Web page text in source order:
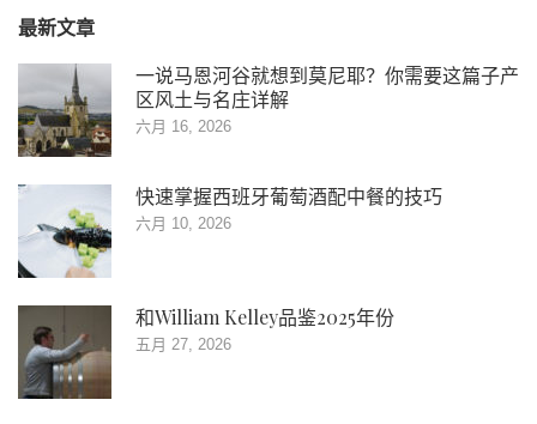
最新文章
一说马恩河谷就想到莫尼耶？你需要这篇子产
区风土与名庄详解
六月 16, 2026
快速掌握西班牙葡萄酒配中餐的技巧
六月 10, 2026
和William Kelley品鉴2025年份
五月 27, 2026